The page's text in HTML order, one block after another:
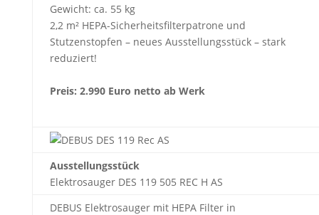
Gewicht: ca. 55 kg
2,2 m² HEPA-Sicherheitsfilterpatrone und
Stutzenstopfen – neues Ausstellungsstück – stark
reduziert!
Preis: 2.990 Euro netto ab Werk
Ausstellungsstück
Elektrosauger DES 119 505 REC H AS
DEBUS Elektrosauger mit HEPA Filter in